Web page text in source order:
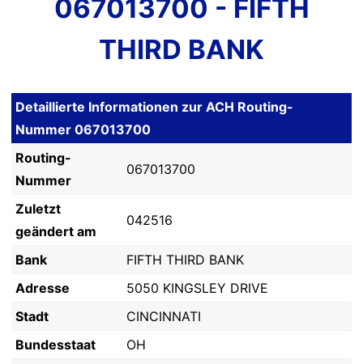
067013700 - FIFTH
THIRD BANK
Detaillierte Informationen zur ACH Routing-
Nummer 067013700
Routing-
Nummer
067013700
Zuletzt
geändert am
042516
Bank
FIFTH THIRD BANK
Adresse
5050 KINGSLEY DRIVE
Stadt
CINCINNATI
Bundesstaat
OH